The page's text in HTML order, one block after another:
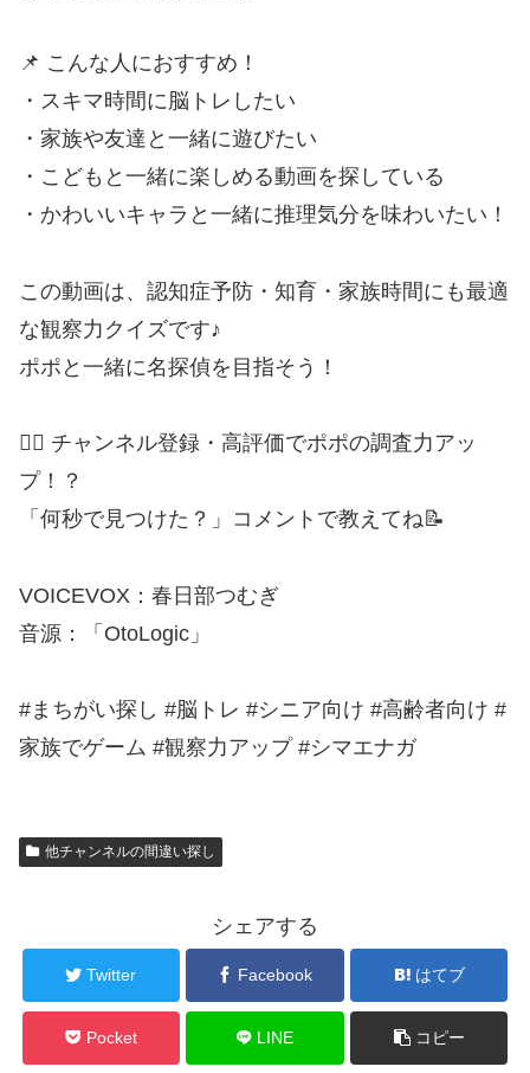
📌 こんな人におすすめ！
・スキマ時間に脳トレしたい
・家族や友達と一緒に遊びたい
・こどもと一緒に楽しめる動画を探している
・かわいいキャラと一緒に推理気分を味わいたい！
この動画は、認知症予防・知育・家族時間にも最適
な観察力クイズです♪
ポポと一緒に名探偵を目指そう！
🕵️‍♂️ チャンネル登録・高評価でポポの調査力アッ
プ！？
「何秒で見つけた？」コメントで教えてね📝
VOICEVOX：春日部つむぎ
音源：「OtoLogic」
#まちがい探し #脳トレ #シニア向け #高齢者向け #
家族でゲーム #観察力アップ #シマエナガ
他チャンネルの間違い探し
シェアする
Twitter Facebook はてブ
Pocket LINE コピー